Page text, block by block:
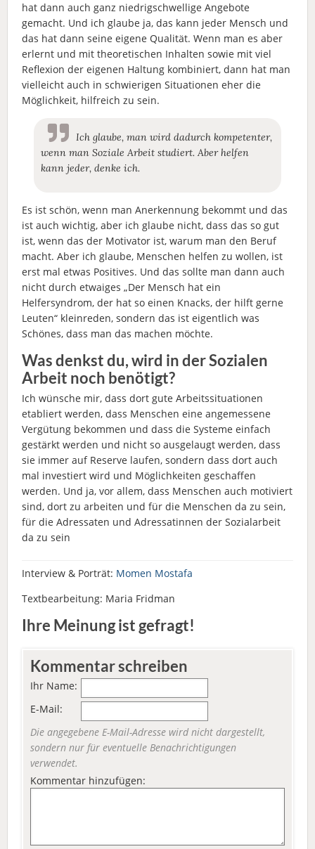
hat dann auch ganz niedrigschwellige Angebote
gemacht. Und ich glaube ja, das kann jeder Mensch und
das hat dann seine eigene Qualität. Wenn man es aber
erlernt und mit theoretischen Inhalten sowie mit viel
Reflexion der eigenen Haltung kombiniert, dann hat man
vielleicht auch in schwierigen Situationen eher die
Möglichkeit, hilfreich zu sein.
Ich glaube, man wird dadurch kompetenter,
wenn man Soziale Arbeit studiert. Aber helfen
kann jeder, denke ich.
Es ist schön, wenn man Anerkennung bekommt und das
ist auch wichtig, aber ich glaube nicht, dass das so gut
ist, wenn das der Motivator ist, warum man den Beruf
macht. Aber ich glaube, Menschen helfen zu wollen, ist
erst mal etwas Positives. Und das sollte man dann auch
nicht durch etwaiges „Der Mensch hat ein
Helfersyndrom, der hat so einen Knacks, der hilft gerne
Leuten“ kleinreden, sondern das ist eigentlich was
Schönes, dass man das machen möchte.
Was denkst du, wird in der Sozialen
Arbeit noch benötigt?
Ich wünsche mir, dass dort gute Arbeitssituationen
etabliert werden, dass Menschen eine angemessene
Vergütung bekommen und dass die Systeme einfach
gestärkt werden und nicht so ausgelaugt werden, dass
sie immer auf Reserve laufen, sondern dass dort auch
mal investiert wird und Möglichkeiten geschaffen
werden. Und ja, vor allem, dass Menschen auch motiviert
sind, dort zu arbeiten und für die Menschen da zu sein,
für die Adressaten und Adressatinnen der Sozialarbeit
da zu sein
Interview & Porträt: Momen Mostafa
Textbearbeitung: Maria Fridman
Ihre Meinung ist gefragt!
Kommentar schreiben
Ihr Name:
E-Mail:
Die angegebene E-Mail-Adresse wird nicht dargestellt,
sondern nur für eventuelle Benachrichtigungen
verwendet.
Kommentar hinzufügen: